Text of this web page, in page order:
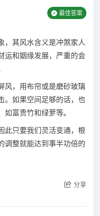
最佳答案
，其风水含义是冲煞家人
运和姻缘发展，严重的会
风，用布帘或是磨砂玻璃
。如果空间足够的话，也
富贵竹和绿萝等。
此只要我们灵活变通，根
调整就能达到事半功倍的
分享